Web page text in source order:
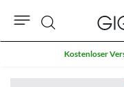
Suche
Kostenloser